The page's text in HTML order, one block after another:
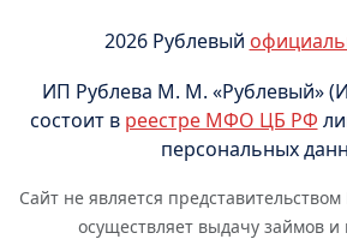
2026 Рублевый
ИП Рублева М. М. «Рублевый»
состоит в реестре МФО ЦБ РФ
персональных
Сайт не является
осуществляет выдачу займов и